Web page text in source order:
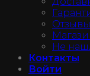
Отзывы
Не
Контакты
Войти